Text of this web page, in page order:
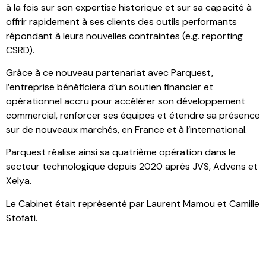
à la fois sur son expertise historique et sur sa capacité à
offrir rapidement à ses clients des outils performants
répondant à leurs nouvelles contraintes (e.g. reporting
CSRD).
Grâce à ce nouveau partenariat avec Parquest,
l’entreprise bénéficiera d’un soutien financier et
opérationnel accru pour accélérer son développement
commercial, renforcer ses équipes et étendre sa présence
sur de nouveaux marchés, en France et à l’international.
Parquest réalise ainsi sa quatrième opération dans le
secteur technologique depuis 2020 après JVS, Advens et
Xelya.
Le Cabinet était représenté par Laurent Mamou et Camille
Stofati.